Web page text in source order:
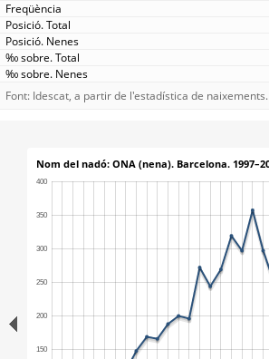
Font: Idescat, a partir de l'estadística de naixements.